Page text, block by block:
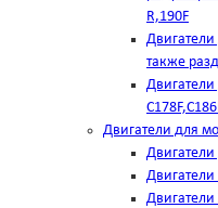
R,190F
Двигатели
также
Двигатели для
Двигатели